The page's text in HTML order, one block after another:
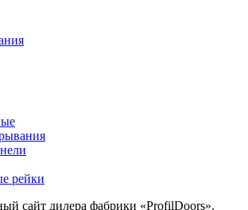
рейки
сайт дилера фабрики «ProfilDoors».